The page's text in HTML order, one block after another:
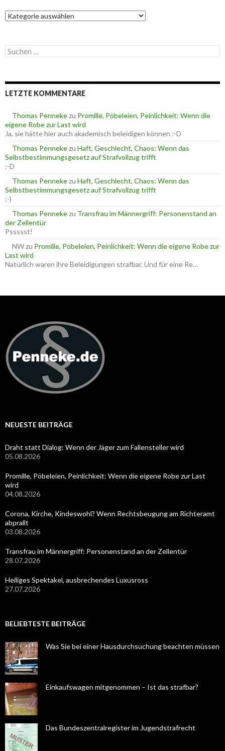
K
a
g
o
n
S
u
e
n
c
h
:
LETZTE KOMMENTARE
Thomas Pennekezu Promille, Pöbeleien, Peinlichkeit: Wenn die
eigene Robe zur Last wird
Ja, sie hätte hier auch akademisch beleidigen können :-D
Thomas Pennekezu Haft, Geschlecht, Chaos: Wenn das
Selbstbestimmungsgesetz auf Strafvollzug trifft
:-D
Thomas Pennekezu Haft, Geschlecht, Chaos: Wenn das
Selbstbestimmungsgesetz auf Strafvollzug trifft
:-)
Thomas Pennekezu Transfrau im Männergriff: Personenstand an
der Zellentür
Pssssst!
NWzu Promille, Pöbeleien, Peinlichkeit: Wenn die eigene Robe zur
Last wird
Natürlich waren ihre Beleidigungen strafbar. Und für eine Re…
NEUESTE BEITRÄGE
Draht statt Dialog: Wenn der Jäger zum Fallensteller wird
05.08.2026
Promille, Pöbeleien, Peinlichkeit: Wenn die eigene Robe zur Last
wird
04.08.2026
Corona, Kirche, Kindeswohl? Wenn Rechtsbeugung am Richteramt
abprallt
03.08.2026
Transfrau im Männergriff: Personenstand an der Zellentür
28.07.2026
Heiliges Spektakel, ausbrechendes Luxusross
27.07.2026
BELIEBTESTE BEITRÄGE
Was Sie bei einer Hausdurchsuchung beachten müssen
Einkaufswagen mitgenommen – Ist das strafbar?
Das Bundeszentralregister im Jugendstrafrecht